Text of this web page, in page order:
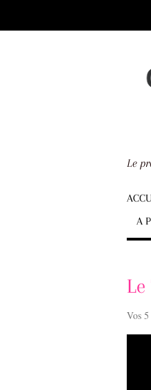
down
Le
Menu
A
Scroll
content
Vos